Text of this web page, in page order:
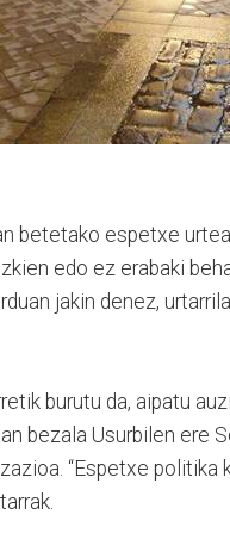
betetako espetxe
edo ez erabaki
jakin denez,
burutu da, aipatu
bezala Usurbilen ere
“Espetxe politika